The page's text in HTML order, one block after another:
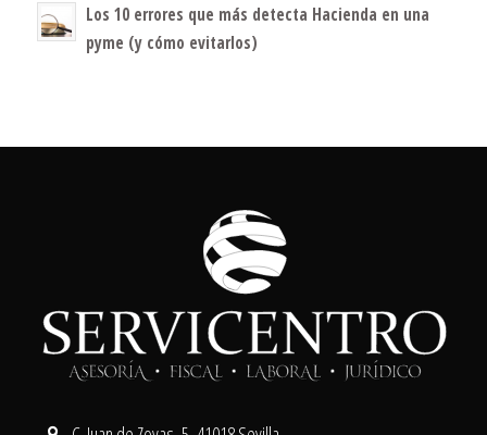
Los 10 errores que más detecta Hacienda en una
pyme (y cómo evitarlos)